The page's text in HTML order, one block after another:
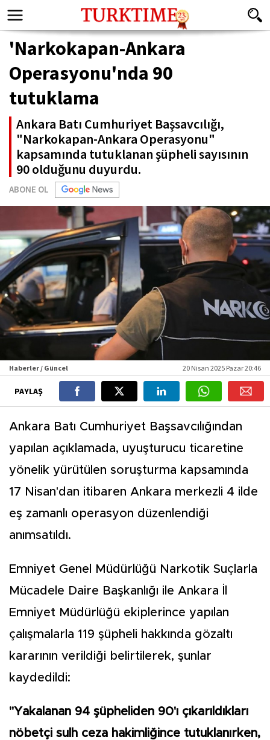
'Narkokapan-Ankara
Operasyonu'nda 90
tutuklama
Ankara Batı Cumhuriyet Başsavcılığı,
"Narkokapan-Ankara Operasyonu"
kapsamında tutuklanan şüpheli sayısının
90 olduğunu duyurdu.
ABONE OL
Haberler / Güncel 20 Nisan 2025 Pazar 20:46
PAYLAŞ
Ankara Batı Cumhuriyet Başsavcılığından
yapılan açıklamada, uyuşturucu ticaretine
yönelik yürütülen soruşturma kapsamında
17 Nisan'dan itibaren Ankara merkezli 4 ilde
eş zamanlı operasyon düzenlendiği
anımsatıldı.
Emniyet Genel Müdürlüğü Narkotik Suçlarla
Mücadele Daire Başkanlığı ile Ankara İl
Emniyet Müdürlüğü ekiplerince yapılan
çalışmalarla 119 şüpheli hakkında gözaltı
kararının verildiği belirtilerek, şunlar
kaydedildi:
"Yakalanan 94 şüpheliden 90'ı çıkarıldıkları
nöbetçi sulh ceza hakimliğince tutuklanırken,